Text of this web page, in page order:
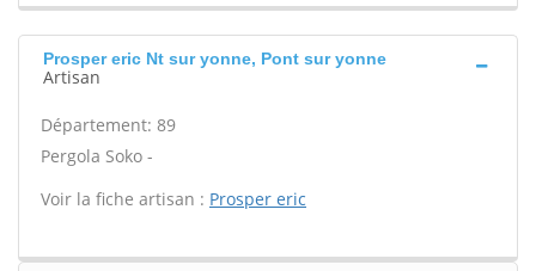
Prosper eric Nt sur yonne, Pont sur yonne
Artisan
Département: 89
Pergola Soko -
Voir la fiche artisan : Prosper eric